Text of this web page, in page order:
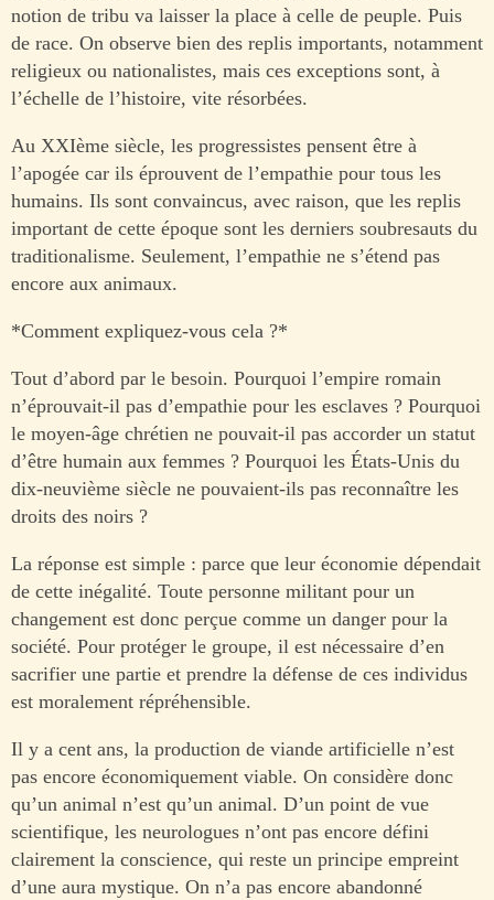
notion de tribu va laisser la place à celle de peuple. Puis
de race. On observe bien des replis importants, notamment
religieux ou nationalistes, mais ces exceptions sont, à
l’échelle de l’histoire, vite résorbées.
Au XXIème siècle, les progressistes pensent être à
l’apogée car ils éprouvent de l’empathie pour tous les
humains. Ils sont convaincus, avec raison, que les replis
important de cette époque sont les derniers soubresauts du
traditionalisme. Seulement, l’empathie ne s’étend pas
encore aux animaux.
*Comment expliquez-vous cela ?*
Tout d’abord par le besoin. Pourquoi l’empire romain
n’éprouvait-il pas d’empathie pour les esclaves ? Pourquoi
le moyen-âge chrétien ne pouvait-il pas accorder un statut
d’être humain aux femmes ? Pourquoi les États-Unis du
dix-neuvième siècle ne pouvaient-ils pas reconnaître les
droits des noirs ?
La réponse est simple : parce que leur économie dépendait
de cette inégalité. Toute personne militant pour un
changement est donc perçue comme un danger pour la
société. Pour protéger le groupe, il est nécessaire d’en
sacrifier une partie et prendre la défense de ces individus
est moralement répréhensible.
Il y a cent ans, la production de viande artificielle n’est
pas encore économiquement viable. On considère donc
qu’un animal n’est qu’un animal. D’un point de vue
scientifique, les neurologues n’ont pas encore défini
clairement la conscience, qui reste un principe empreint
d’une aura mystique. On n’a pas encore abandonné